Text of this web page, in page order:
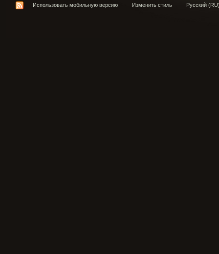
Использовать мобильную версию Изменить стиль Русский